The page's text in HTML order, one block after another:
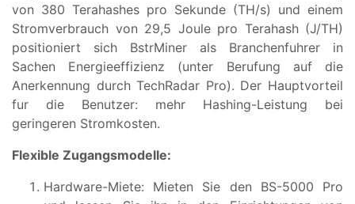
von 380 Terahashes pro Sekunde (TH/s) und einem
Stromverbrauch von 29,5 Joule pro Terahash (J/TH)
positioniert sich BstrMiner als Branchenfuhrer in
Sachen Energieeffizienz (unter Berufung auf die
Anerkennung durch TechRadar Pro). Der Hauptvorteil
fur die Benutzer: mehr Hashing-Leistung bei
geringeren Stromkosten.
Flexible Zugangsmodelle:
Hardware-Miete: Mieten Sie den BS-5000 Pro